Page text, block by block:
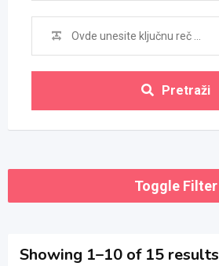
Pretraži
Toggle Filter
Showing 1–10 of 15 results